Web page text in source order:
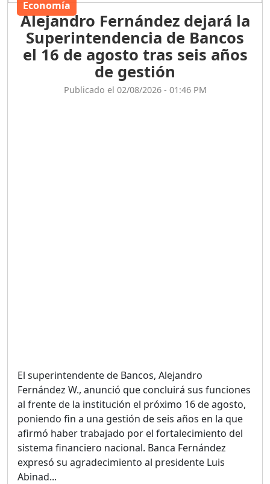
Economía
Alejandro Fernández dejará la
Superintendencia de Bancos
el 16 de agosto tras seis años
de gestión
Publicado el 02/08/2026 - 01:46 PM
El superintendente de Bancos, Alejandro
Fernández W., anunció que concluirá sus funciones
al frente de la institución el próximo 16 de agosto,
poniendo fin a una gestión de seis años en la que
afirmó haber trabajado por el fortalecimiento del
sistema financiero nacional. Banca Fernández
expresó su agradecimiento al presidente Luis
Abinad...